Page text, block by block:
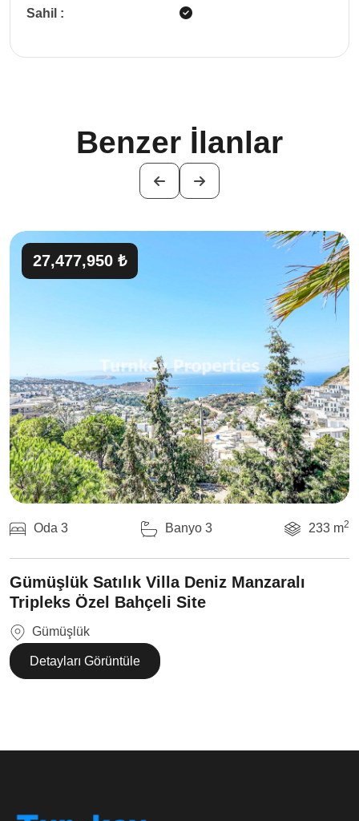
Sahil :
Benzer İlanlar
27,477,950 ₺
Oda 3 Banyo 3 233 m2
Gümüşlük Satılık Villa Deniz Manzaralı
Tripleks Özel Bahçeli Site
Gümüşlük
Detayları Görüntüle